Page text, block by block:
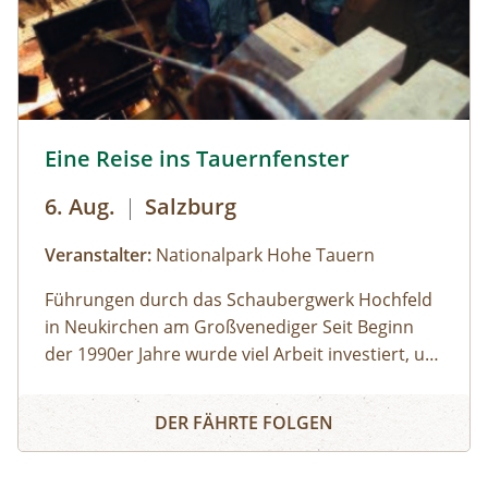
Eine Reise ins Tauernfenster
6. Aug. | Salzburg
Veranstalter: Nationalpark Hohe Tauern
Führungen durch das Schaubergwerk Hochfeld
in Neukirchen am Großvenediger Seit Beginn
der 1990er Jahre wurde viel Arbeit investiert, um
umzubauen. Die Attraktion unter Tage bietet
spannende Einblicke in die alpine Geologie und
Eine Reise ins Tauernfenster
DER FÄHRTE FOLGEN